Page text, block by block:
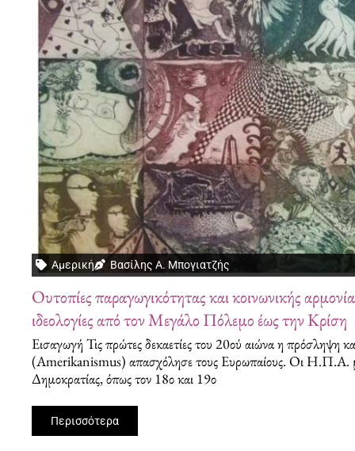
Αμερική Βασίλης Α. Μπογιατζής
Ουτοπίες παραγωγικότητας και κοινωνικής
ιδεολογίες από τον Μεγάλο Πόλεμο έως την Κρίση
Εισαγωγή Τις πρώτες δεκαετίες του 20ού αιώνα η πρόσληψη
(Amerikanismus) απασχόλησε τους Ευρωπαίους. Οι Η.Π.Α.
Δημοκρατίας, όπως τον 18ο και 19ο
Περισσότερα